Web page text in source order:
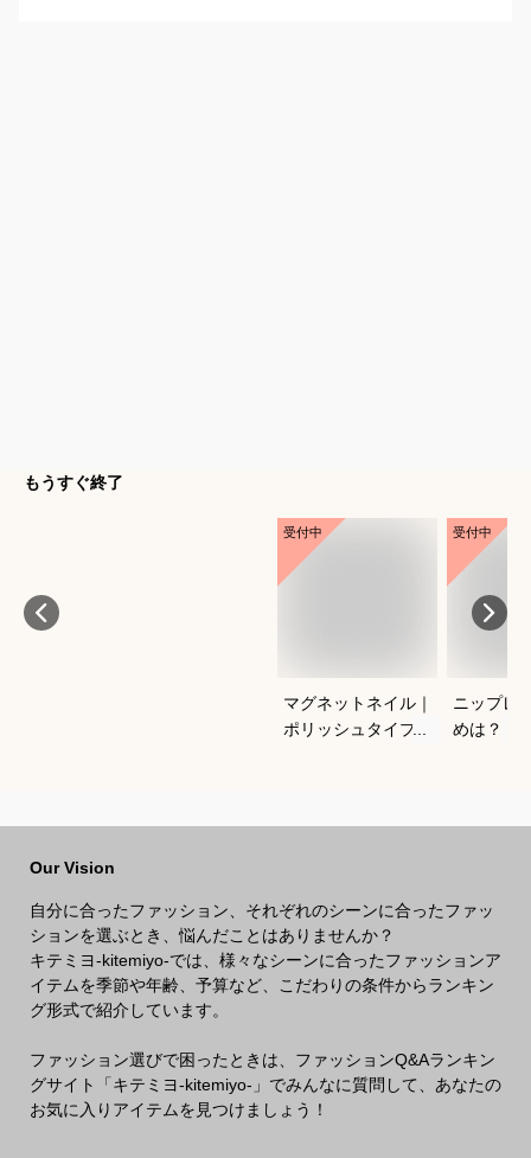
もうすぐ終了
受付中
マグネットネイル｜
ポリッシュタイプで
受付中
ニップレ
めは？
Our Vision
自分に合ったファッション、それぞれのシーンに合ったファッ
ションを選ぶとき、悩んだことはありませんか？
キテミヨ-kitemiyo-では、様々なシーンに合ったファッションア
イテムを季節や年齢、予算など、こだわりの条件からランキン
グ形式で紹介しています。
ファッション選びで困ったときは、ファッションQ&Aランキン
グサイト「キテミヨ-kitemiyo-」でみんなに質問して、あなたの
お気に入りアイテムを見つけましょう！